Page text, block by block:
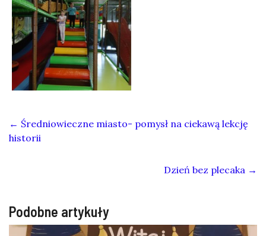
← Średniowieczne miasto- pomysł na ciekawą lekcję
historii
Dzień bez plecaka →
Podobne artykuły